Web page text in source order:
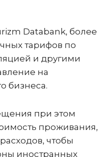
Databank, более
тарифов по
и другими
на
бизнеса.
при этом
проживания,
чтобы
иностранных